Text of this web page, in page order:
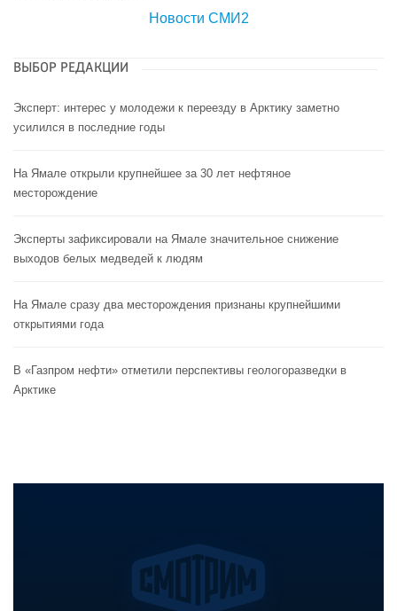
Новости СМИ2
ВЫБОР РЕДАКЦИИ
Эксперт: интерес у молодежи к переезду в Арктику заметно
усилился в последние годы
На Ямале открыли крупнейшее за 30 лет нефтяное
месторождение
Эксперты зафиксировали на Ямале значительное снижение
выходов белых медведей к людям
На Ямале сразу два месторождения признаны крупнейшими
открытиями года
В «Газпром нефти» отметили перспективы геологоразведки в
Арктике